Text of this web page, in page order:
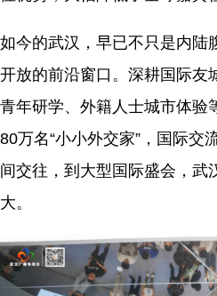
如今的武汉，早已不只是内陆
开放的前沿窗口。深耕国际友
青年研学、外籍人士城市体验
80万名“小小外交家”，国际交
间交往，到大型国际盛会，武
大。